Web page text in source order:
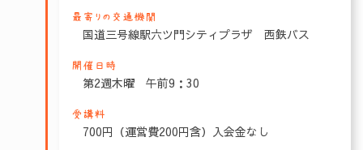
最寄りの交通機関
国道三号線駅六ツ門シティプラザ 西鉄バス
開催日時
第2週木曜 午前9：30
受講料
700円（運営費200円含）入会金なし